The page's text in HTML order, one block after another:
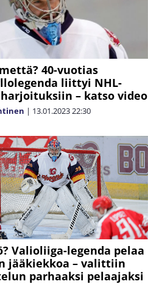
40-vuotias
liittyi NHL-
– katso video
| 13.01.202322:30
Valioliiga-legenda pelaa
jääkiekkoa – valittiin
parhaaksi pelaajaksi